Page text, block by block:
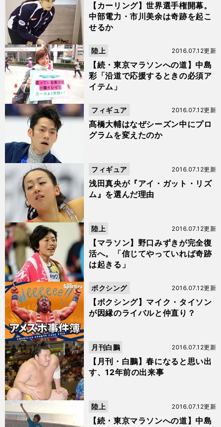
【カーリング】世界選手権開幕。
中部電力・市川美余は奇跡を起こ
せるか
【続・東京マラソンへの道】中島
彩「沿道で応援するときの必須ア
イテム」
2016.07.12更新
陸上
髙橋大輔はなぜシーズン中にプロ
グラムを変えたのか
2016.07.12更新
フィギュア
浅田真央が『アイ・ガット・リズ
ム』を選んだ理由
2016.07.12更新
フィギュア
【マラソン】野口みずきが完全復
活へ。「信じてやっていれば奇跡
は起きる」
2016.07.12更新
陸上
【ボクシング】マイク・タイソン
が因縁のライバルと仲直り？
2016.07.12更新
ボクシング
【月刊・白鵬】春になると思い出
す、12年前の出来事
2016.07.12更新
月刊白鵬
【続・東京マラソンへの道】中島
2016.07.12更新
陸上